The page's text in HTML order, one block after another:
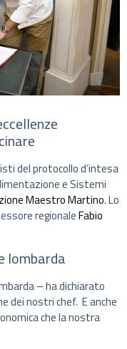
del protocollo d’intesa
e Sistemi
Maestro Martino. Lo
regionaleFabio
lombarda
– ha dichiarato
dei nostri chef. E anche
che la nostra